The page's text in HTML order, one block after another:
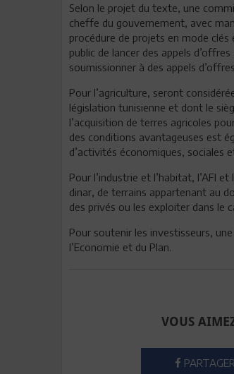
Selon le projet du texte, une
cheffe du gouvernement, avec
procédure de projets en mode
public de lancer des appels
soumissionner à des appels
Pour l’agriculture, seront
législation tunisienne et dont le
l’acquisition de terres agricoles
des conditions avantageuses est
d’activités économiques, sociales
Pour l’industrie et l’habitat, l’AFI
dinar, de terrains appartenant au
des privés ou les exploiter dans le
Pour soutenir les investisseurs,
l’Economie et du Plan.
VOUS
PARTAGER